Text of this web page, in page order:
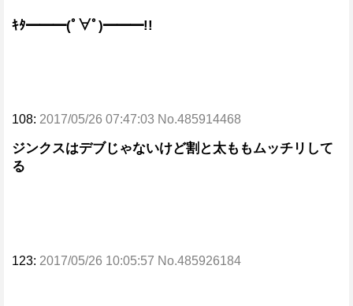
ｷﾀ━━━(ﾟ∀ﾟ)━━━!!
108: 2017/05/26 07:47:03 No.485914468
ジンクスはデブじゃないけど割と太ももムッチリして
る
123: 2017/05/26 10:05:57 No.485926184